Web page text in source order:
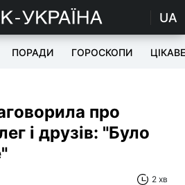
UA
ПОРАДИ ГОРОСКОПИ ЦІКАВЕ
про
і друзів: "Було
2 хв